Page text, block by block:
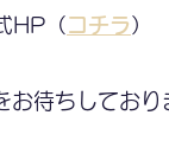
HP（ コチラ ）
お待ちしており